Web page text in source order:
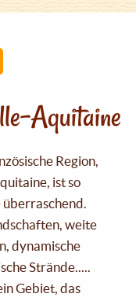
Aquitaine
Region,
ist so
weite
dynamische
Strände.....
Gebiet, das